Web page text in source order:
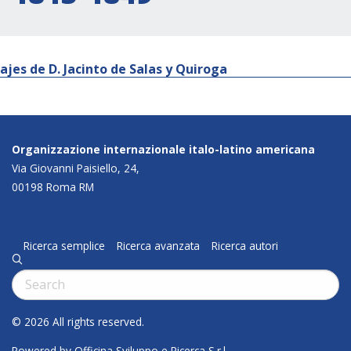
de D. Jacinto de Salas y Quiroga
Organizzazione internazionale italo-latino americana
Via Giovanni Paisiello, 24,
00198 Roma RM
Ricerca semplice Ricerca avanzata Ricerca autori
q
Cerca:
© 2026 All rights reserved.